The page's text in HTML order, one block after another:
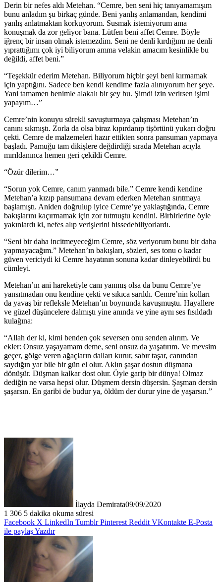
Derin bir nefes aldı Metehan. “Cemre, ben seni hiç tanıyamamışım
bunu anladım şu birkaç günde. Beni yanlış anlamandan, kendimi
yanlış anlatmaktan korkuyorum. Susmak istemiyorum ama
konuşmak da zor geliyor bana. Lütfen beni affet Cemre. Böyle
iğrenç bir insan olmak istemezdim. Seni ne denli kırdığımı ne denli
yıprattığımı çok iyi biliyorum amma velakin amacım kesinlikle bu
değildi, affet beni.”
“Teşekkür ederim Metehan. Biliyorum hiçbir şeyi beni kırmamak
için yaptığını. Sadece ben kendi kendime fazla alınıyorum her şeye.
Yani tamamen benimle alakalı bir şey bu. Şimdi izin verirsen işimi
yapayım…”
Cemre’nin konuyu sürekli savuşturmaya çalışması Metehan’ın
canını sıkmıştı. Zorla da olsa biraz kıpırdanıp tişörtünü yukarı doğru
çekti. Cemre de malzemeleri hazır ettikten sonra pansuman yapmaya
başladı. Pamuğu tam dikişlere değdirdiği sırada Metehan acıyla
mırıldanınca hemen geri çekildi Cemre.
“Özür dilerim…”
“Sorun yok Cemre, canım yanmadı bile.” Cemre kendi kendine
Metehan’a kızıp pansumana devam ederken Metehan sırıtmaya
başlamıştı. Aniden doğrulup iyice Cemre’ye yaklaştığında, Cemre
bakışlarını kaçırmamak için zor tutmuştu kendini. Birbirlerine öyle
yakınlardı ki, nefes alıp verişlerini hissedebiliyorlardı.
“Seni bir daha incitmeyeceğim Cemre, söz veriyorum bunu bir daha
yapmayacağım.” Metehan’ın bakışları, sözleri, ses tonu o kadar
güven vericiydi ki Cemre hayatının sonuna kadar dinleyebilirdi bu
cümleyi.
Metehan’ın ani hareketiyle canı yanmış olsa da bunu Cemre’ye
yansıtmadan onu kendine çekti ve sıkıca sarıldı. Cemre’nin kolları
da yavaş bir refleksle Metehan’ın boynunda kavuşmuştu. Hayallere
ve güzel düşüncelere dalmıştı yine anında ve yine aynı ses fısıldadı
kulağına:
“Allah der ki, kimi benden çok seversen onu senden alırım. Ve
ekler: Onsuz yaşayamam deme, seni onsuz da yaşatırım. Ve mevsim
geçer, gölge veren ağaçların dalları kurur, sabır taşar, canından
saydığın yar bile bir gün el olur. Aklın şaşar dostun düşmana
dönüşür. Düşman kalkar dost olur. Öyle garip bir dünya! Olmaz
dediğin ne varsa hepsi olur. Düşmem dersin düşersin. Şaşman dersin
şaşarsın. En garibi de budur ya, öldüm der durur yine de yaşarsın.”
İlayda Demirata09/09/2020
1 306 5 dakika okuma süresi
Facebook X LinkedIn Tumblr Pinterest Reddit VKontakte E-Posta
ile paylaşYazdır